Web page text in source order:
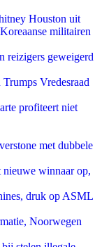
Houston uit
militairen
reizigers geweigerd
Vredesraad
profiteert niet
met dubbele
nieuwe winnaar op,
druk op ASML
Noorwegen